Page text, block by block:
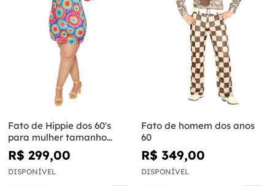
Fato de Hippie dos 60's
para mulher tamanho
gande
R$ 299,00
DISPONÍVEL
Fato de homem dos anos
60
R$ 349,00
DISPONÍVEL